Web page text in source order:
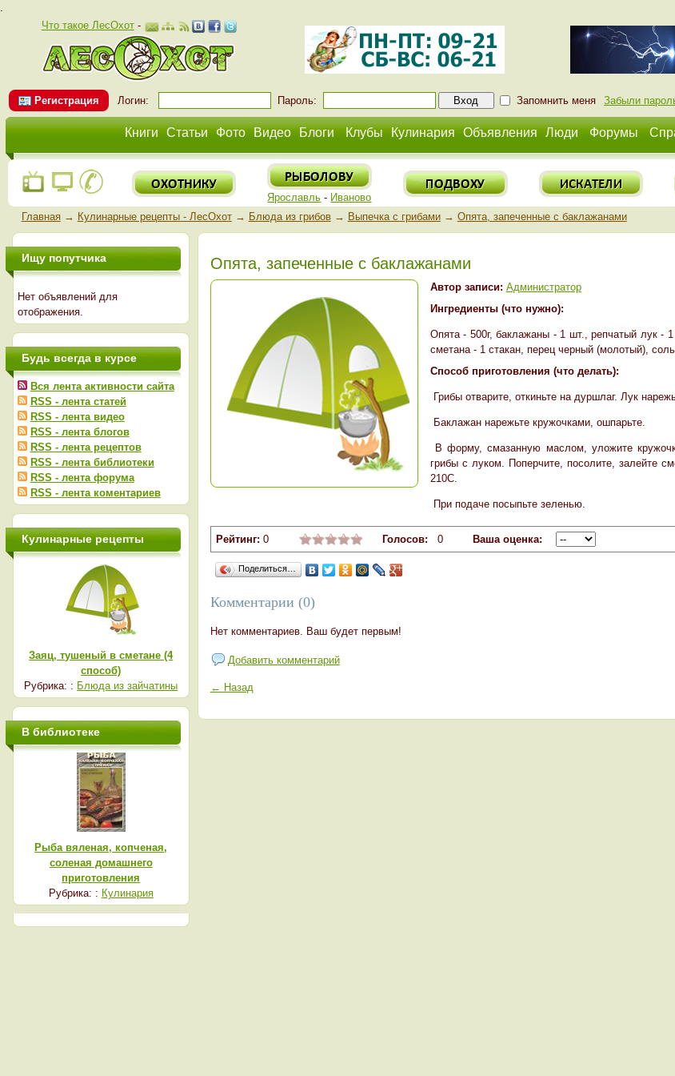
.
Что такое ЛесОхот-
Регистрация Логин: Пароль: Запомнить меня Забыли
Книги Статьи Фото Видео Блоги Клубы Кулинария Объявления Люди Форумы
Ярославль - Иваново
Главная→ Кулинарные рецепты - ЛесОхот→ Блюда из грибов→ Выпечка с грибами→ Опята, запеченные с баклажанами
Опята, запеченные с баклажанами
Автор записи: Администратор
Ингредиенты (что нужно):
Опята - 500г, баклажаны - 1 шт., репчатый лук -
сметана - 1 стакан, перец черный (молотый),
Способ приготовления (что делать):
Грибы отварите, откиньте на дуршлаг. Лук
Баклажан нарежьте кружочками, ошпарьте.
В форму, смазанную маслом, уложите
грибы с луком. Поперчите, посолите, залейте
210С.
При подаче посыпьте зеленью.
Рейтинг: 0 Голосов: 0 Ваша оценка:
Поделиться…
Комментарии (0)
Нет комментариев. Ваш будет первым!
Добавить комментарий
← Назад
Ищу попутчика
Нет объявлений для
отображения.
Будь всегда в курсе
Вся лента активности сайта
RSS - лента статей
RSS - лента видео
RSS - лента блогов
RSS - лента рецептов
RSS - лента библиотеки
RSS - лента форума
RSS - лента коментариев
Кулинарные рецепты
Заяц, тушеный в сметане (4
способ)
Рубрика: : Блюда из зайчатины
В библиотеке
Рыба вяленая, копченая,
соленая домашнего
приготовления
Рубрика: : Кулинария